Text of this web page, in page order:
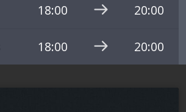
18:00 20:00
18:00 20:00